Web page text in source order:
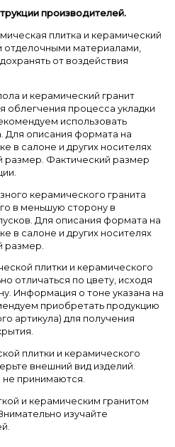
производителей.
плитка и керамический
отделочными материалами,
от воздействия
и керамический гранит
облегчения процесса укладки
использовать
Для описания формата на
в салоне и других носителях
размер. Фактический размер
керамического гранита
в меньшую сторону в
Для описания формата на
в салоне и других носителях
размер.
плитки и керамического
отличаться по цвету, исходя
Информация о тоне указана на
приобретать продукцию
артикула) для получения
плитки и керамического
внешний вид изделий.
не принимаются.
и керамическим гранитом
изучайте